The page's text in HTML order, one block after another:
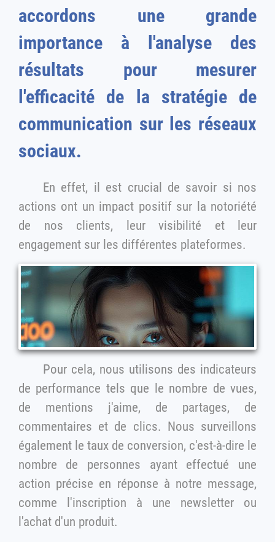
accordons une grande
importance à l'analyse des
résultats pour mesurer
l'efficacité de la stratégie de
communication sur les réseaux
sociaux.
En effet, il est crucial de savoir si nos
actions ont un impact positif sur la notoriété
de nos clients, leur visibilité et leur
engagement sur les différentes plateformes.
Pour cela, nous utilisons des indicateurs
de performance tels que le nombre de vues,
de mentions j'aime, de partages, de
commentaires et de clics. Nous surveillons
également le taux de conversion, c'est-à-dire le
nombre de personnes ayant effectué une
action précise en réponse à notre message,
comme l'inscription à une newsletter ou
l'achat d'un produit.